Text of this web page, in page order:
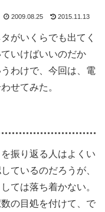
2009.08.25 2015.11.13
がいくらでも出てく
いけばいいのだか
わけで、今回は、電
せてみた。
振り返る人はよくい
ているのだろうが、
ては落ち着かない。
の目処を付けて、で